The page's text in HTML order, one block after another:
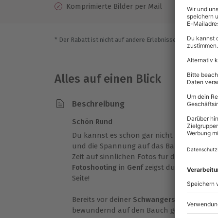
Komprimierte Bilder per Mail
* Der Rabatt ist nicht auf andere Erlebnisse bei der
Alles auf einen Blick
Beschreibung
Schön Rund
Du kannst es schon gar nicht mehr
und die Spannung auf das Baby in ihm
Zeit auf sinnlichen Fotos für die Ewigkeit
Fotoshooting in Genfzeigst du dich und
Seite!
Bereits vor deiner Schwangerschaft
bewundernd auf den Bauch geschaut? Da